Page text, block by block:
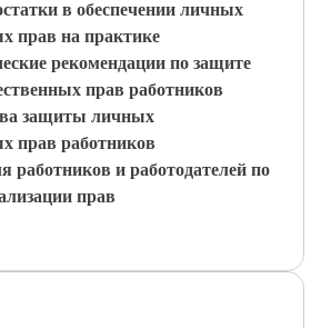
в обеспечении личных
прав на практике
рекомендации по защите
прав работников
защиты личных
прав работников
работников и работодателей по
прав